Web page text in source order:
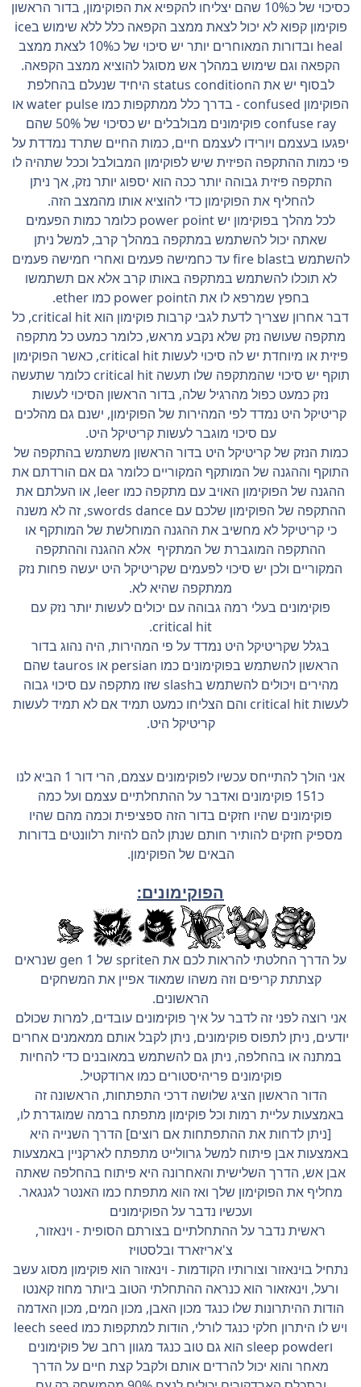
כסיכוי של כ10% שהם יצליחו להקפיא את הפוקימון, בדור הראשון
פוקימון קפוא לא יכול לצאת ממצב הקפאה כלל ללא שימוש בice
heal ובדורות המאוחרים יותר יש סיכוי של כ10% לצאת ממצב
הקפאה וגם שימוש במהלך אש מסוגל להוציא ממצב הקפאה.
לבסוף יש את הstatus condition היחיד שנעלם בהחלפת
הפוקימון confused - בדרך כלל ממתקפות כמו water pulse או
confuse ray פוקימונים מבולבלים יש כסיכוי של 50% שהם
יפגעו בעצמם ויורידו לעצמם חיים, כמות החיים שתרד נמדדת על
פי כמות ההתקפה הפיזית שיש לפוקימון המבולבל וככל שתהיה לו
התקפה פיזית גבוהה יותר ככה הוא יספוג יותר נזק, אך ניתן
להחליף את הפוקימון כדי להוציא אותו מהמצב הזה.
לכל מהלך בפוקימון יש power point כלומר כמות הפעמים
שאתה יכול להשתמש במתקפה במהלך קרב, למשל ניתן
להשתמש בfire blast עד כחמישה פעמים ואחרי חמישה פעמים
לא תוכלו להשתמש במתקפה באותו קרב אלא אם תשתמשו
בחפץ שמרפא לו את הpower point כמו ether.
דבר אחרון שצריך לדעת לגבי קרבות פוקימון הוא critical hit, כל
מתקפה שעושה נזק שלא נקבע מראש, כלומר כמעט כל מתקפה
פיזית או מיוחדת יש לה סיכוי לעשות critical hit, כאשר הפוקימון
תוקף יש סיכוי שהמתקפה שלו תעשה critical hit כלומר שתעשה
נזק כמעט כפול מהרגיל שלה, בדור הראשון הסיכוי לעשות
קריטיקל היט נמדד לפי המהירות של הפוקימון, ישנם גם מהלכים
עם סיכוי מוגבר לעשות קריטיקל היט.
כמות הנזק של קריטיקל היט בדור הראשון משתמש בהתקפה של
התוקף וההגנה של המותקף המקוריים כלומר גם אם הורדתם את
ההגנה של הפוקימון האויב עם מתקפה כמו leer, או העלתם את
ההתקפה של הפוקימון שלכם עם swords dance, זה לא משנה
כי קריטיקל לא מחשיב את ההגנה המוחלשת של המותקף או
ההתקפה המוגברת של המתקיף אלא ההגנה וההתקפה
המקוריים ולכן יש סיכוי לפעמים שקריטיקל היט יעשה פחות נזק
ממתקפה שהיא לא.
פוקימונים בעלי רמה גבוהה עם יכולים לעשות יותר נזק עם
critical hit.
בגלל שקריטיקל היט נמדד על פי המהירות, היה נהוג בדור
הראשון להשתמש בפוקימונים כמו persian או tauros שהם
מהירים ויכולים להשתמש בslash שזו מתקפה עם סיכוי גבוה
לעשות critical hit והם הצליחו כמעט תמיד אם לא תמיד לעשות
קריטיקל היט.
אני הולך להתייחס עכשיו לפוקימונים עצמם, הרי דור 1 הביא לנו
כ151 פוקימונים ואדבר על ההתחלתיים עצמם ועל כמה
פוקימונים שהיו חזקים בדור הזה ספציפית וכמה מהם שהיו
מספיק חזקים להותיר חותם שנתן להם להיות רלוונטים בדורות
הבאים של הפוקימון.
הפוקימונים:
על הדרך החלטתי להראות לכם את הsprite של gen 1 שנראים
קצתתת קריפים וזה משהו שמאוד אפיין את המשחקים
הראשונים.
אני רוצה לפני זה לדבר על איך פוקימונים עובדים, למרות שכולם
יודעים, ניתן לתפוס פוקימונים, ניתן לקבל אותם ממאמנים אחרים
במתנה או בהחלפה, ניתן גם להשתמש במאובנים כדי להחיות
פוקימונים פריהיסטורים כמו ארודקטיל.
הדור הראשון הציג שלושה דרכי התפתחות, הראשונה זה
באמצעות עליית רמות וכל פוקימון מתפתח ברמה שמוגדרת לו,
[ניתן לדחות את ההתפתחות אם רוצים] הדרך השנייה היא
באמצעות אבן פיתוח למשל גרוולייט מתפתח לארקניין באמצעות
אבן אש, הדרך השלישית והאחרונה היא פיתוח בהחלפה שאתה
מחליף את הפוקימון שלך ואז הוא מתפתח כמו האנטר לגנגאר.
ועכשיו נדבר על הפוקימונים
ראשית נדבר על ההתחלתיים בצורתם הסופית - וינאזור,
צ'אריזארד ובלסטויז
נתחיל בוינאזור וצורותיו הקודמות - וינאזור הוא פוקימון מסוג עשב
ורעל, וינאזאור הוא כנראה ההתחלתי הטוב ביותר מחוז קאנטו
הודות ההיתרונות שלו כנגד מכון האבן, מכון המים, מכון האדמה
ויש לו היתרון חלקי כנגד לורלי, הודות למתקפות כמו leech seed
וsleep powder הוא גם טוב כנגד מגוון רחב של פוקימונים
מאחר והוא יכול להרדים אותם ולקבל קצת חיים על הדרך